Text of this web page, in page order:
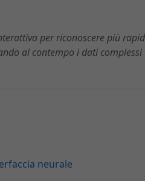
per riconoscere più
al contempo i dati complessi
neurale